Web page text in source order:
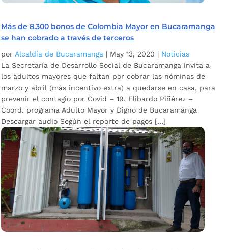
Más de 8.300 bonos de Colombia Mayor en Bucaramanga
se han cobrado a través de terceros
por Alcaldía de Bucaramanga | May 13, 2020 | Noticias
La Secretaría de Desarrollo Social de Bucaramanga invita a
los adultos mayores que faltan por cobrar las nóminas de
marzo y abril (más incentivo extra) a quedarse en casa, para
prevenir el contagio por Covid – 19. Elibardo Piñérez –
Coord. programa Adulto Mayor y Digno de Bucaramanga
Descargar audio Según el reporte de pagos […]